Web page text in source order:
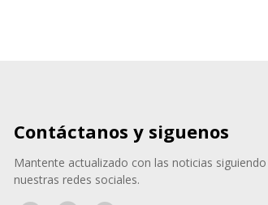
Contáctanos y siguenos
Mantente actualizado con las noticias siguiendo
nuestras redes sociales.